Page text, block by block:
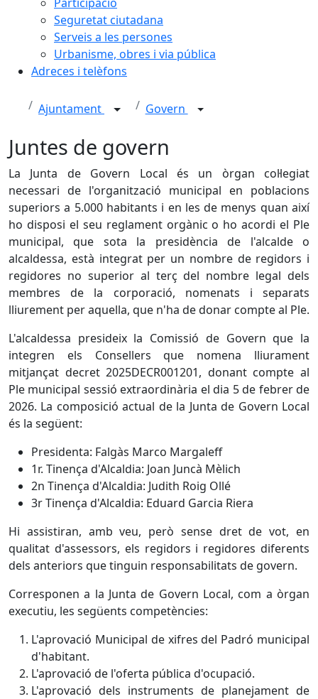
Seguretat ciutadana
Serveis a les persones
Urbanisme, obres i via pública
Adreces i telèfons
Ajuntament Govern
Juntes de govern
La Junta de Govern Local és un òrgan col·legiat
necessari de l'organització municipal en poblacions
superiors a 5.000 habitants i en les de menys quan així
ho disposi el seu reglament orgànic o ho acordi el Ple
municipal, que sota la presidència de l'alcalde o
alcaldessa, està integrat per un nombre de regidors i
regidores no superior al terç del nombre legal dels
membres de la corporació, nomenats i separats
lliurement per aquella, que n'ha de donar compte al Ple.
L'alcaldessa presideix la Comissió de Govern que la
integren els Consellers que nomena lliurament
mitjançat decret 2025DECR001201, donant compte al
Ple municipal sessió extraordinària el dia 5 de febrer de
2026. La composició actual de la Junta de Govern Local
és la següent:
Presidenta: Falgàs Marco Margaleff
1r. Tinença d'Alcaldia: Joan Juncà Mèlich
2n Tinença d'Alcaldia: Judith Roig Ollé
3r Tinença d'Alcaldia: Eduard Garcia Riera
Hi assistiran, amb veu, però sense dret de vot, en
qualitat d'assessors, els regidors i regidores diferents
dels anteriors que tinguin responsabilitats de govern.
Corresponen a la Junta de Govern Local, com a òrgan
executiu, les següents competències:
L'aprovació Municipal de xifres del Padró municipal
d'habitant.
L'aprovació de l'oferta pública d'ocupació.
L'aprovació dels instruments de planejament de